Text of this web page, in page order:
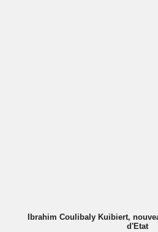
Ibrahim Coulibaly Kuibiert,
d'Etat